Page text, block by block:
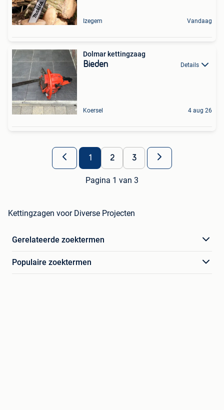
Izegem Vandaag
Dolmar kettingzaag
Bieden Details
Koersel 4 aug 26
1 2 3
Pagina 1 van 3
Kettingzagen voor Diverse Projecten
Gerelateerde zoektermen
Populaire zoektermen